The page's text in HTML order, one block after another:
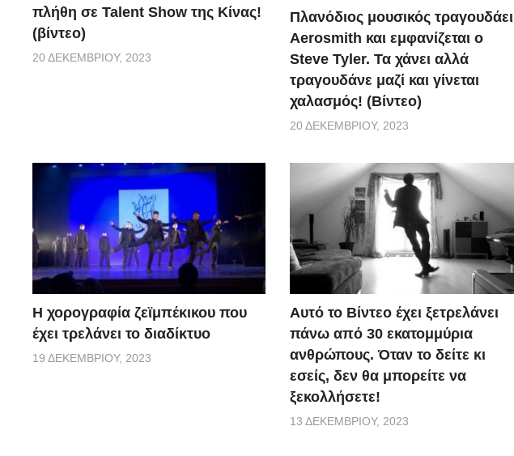
πλήθη σε Talent Show της Κίνας!
(βίντεο)
20 ΔΕΚΕΜΒΡΊΟΥ, 2023
Πλανόδιος μουσικός τραγουδάει
Aerosmith και εμφανίζεται ο
Steve Tyler. Τα χάνει αλλά
τραγουδάνε μαζί και γίνεται
χαλασμός! (Βίντεο)
20 ΔΕΚΕΜΒΡΊΟΥ, 2023
Η χορογραφία ζεϊμπέκικου που
έχει τρελάνει το διαδίκτυο
19 ΔΕΚΕΜΒΡΊΟΥ, 2023
Αυτό το Βίντεο έχει ξετρελάνει
πάνω από 30 εκατομμύρια
ανθρώπους. Όταν το δείτε κι
εσείς, δεν θα μπορείτε να
ξεκολλήσετε!
13 ΔΕΚΕΜΒΡΊΟΥ, 2023